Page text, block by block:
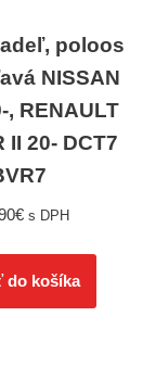
poloos
NISSAN
, RENAULT
II 20- DCT7
€ s DPH
do košíka